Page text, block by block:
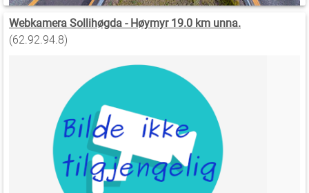
Webkamera Sollihøgda - Høymyr 19.0 km unna.
(62.92.94.8)